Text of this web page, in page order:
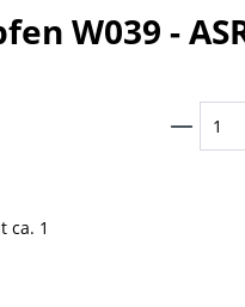
W039 -
ca. 1